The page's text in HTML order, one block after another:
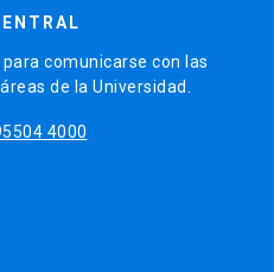
comunicarse con las
de la Universidad.
4000